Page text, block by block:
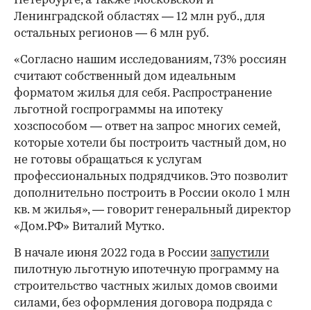
Ленинградской областях — 12 млн руб., для
остальных регионов — 6 млн руб.
«Согласно нашим исследованиям, 73% россиян
считают собственный дом идеальным
форматом жилья для себя. Распространение
льготной госпрограммы на ипотеку
хозспособом — ответ на запрос многих семей,
которые хотели бы построить частный дом, но
не готовы обращаться к услугам
профессиональных подрядчиков. Это позволит
дополнительно построить в России около 1 млн
кв. м жилья», — говорит генеральный директор
«Дом.РФ» Виталий Мутко.
В начале июня 2022 года в России запустили
пилотную льготную ипотечную программу на
строительство частных жилых домов своими
силами, без оформления договора подряда с